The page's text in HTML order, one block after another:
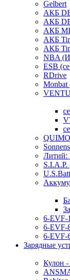
Gelbert
АКБ
АКБ
АКБ
АКБ
АКБ
NBA
ESB
RDrive
Monbat
QUIMO
Литий:
6-EVF-
6-EVF-
6-EVF-
Зарядные
Кулон